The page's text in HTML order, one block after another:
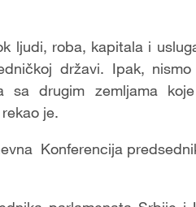
ljudi, roba, kapitala i
državi. Ipak,
sa drugim zemljama
je.
Konferencija